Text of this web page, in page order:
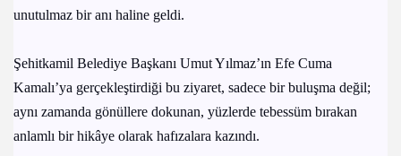
unutulmaz bir anı haline geldi.
Şehitkamil Belediye Başkanı Umut Yılmaz’ın Efe Cuma
Kamalı’ya gerçekleştirdiği bu ziyaret, sadece bir buluşma değil;
aynı zamanda gönüllere dokunan, yüzlerde tebessüm bırakan
anlamlı bir hikâye olarak hafızalara kazındı.